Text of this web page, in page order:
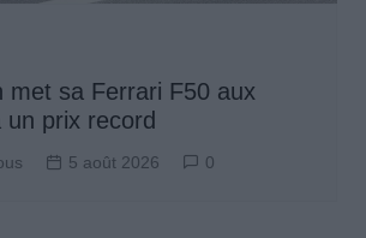
met sa Ferrari F50 aux
un prix record
5 août 2026 0